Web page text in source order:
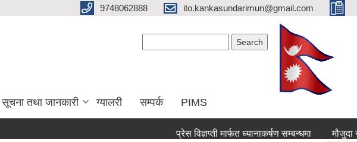
9748062888 ito.kankasundarimun@gmail.com
सूचना तथा जानकारी ग्यालरी सम्पर्क PIMS
प्रेस विज्ञप्ती मार्फत ध्यानाकर्षण सम्बन्धमा मौजुदा